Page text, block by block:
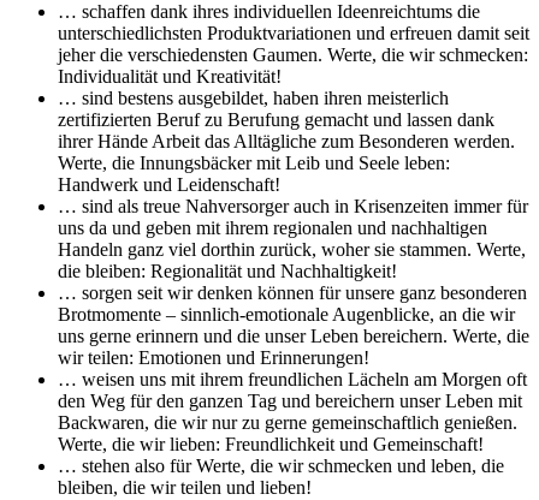
… schaffen dank ihres individuellen Ideenreichtums die
unterschiedlichsten Produktvariationen und erfreuen damit seit
jeher die verschiedensten Gaumen. Werte, die wir schmecken:
Individualität und Kreativität!
… sind bestens ausgebildet, haben ihren meisterlich
zertifizierten Beruf zu Berufung gemacht und lassen dank
ihrer Hände Arbeit das Alltägliche zum Besonderen werden.
Werte, die Innungsbäcker mit Leib und Seele leben:
Handwerk und Leidenschaft!
… sind als treue Nahversorger auch in Krisenzeiten immer für
uns da und geben mit ihrem regionalen und nachhaltigen
Handeln ganz viel dorthin zurück, woher sie stammen. Werte,
die bleiben: Regionalität und Nachhaltigkeit!
… sorgen seit wir denken können für unsere ganz besonderen
Brotmomente – sinnlich-emotionale Augenblicke, an die wir
uns gerne erinnern und die unser Leben bereichern. Werte, die
wir teilen: Emotionen und Erinnerungen!
… weisen uns mit ihrem freundlichen Lächeln am Morgen oft
den Weg für den ganzen Tag und bereichern unser Leben mit
Backwaren, die wir nur zu gerne gemeinschaftlich genießen.
Werte, die wir lieben: Freundlichkeit und Gemeinschaft!
… stehen also für Werte, die wir schmecken und leben, die
bleiben, die wir teilen und lieben!